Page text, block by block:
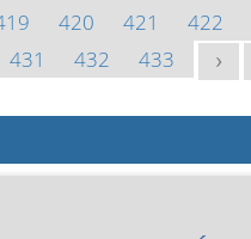
420 421 422
431
432 433 >